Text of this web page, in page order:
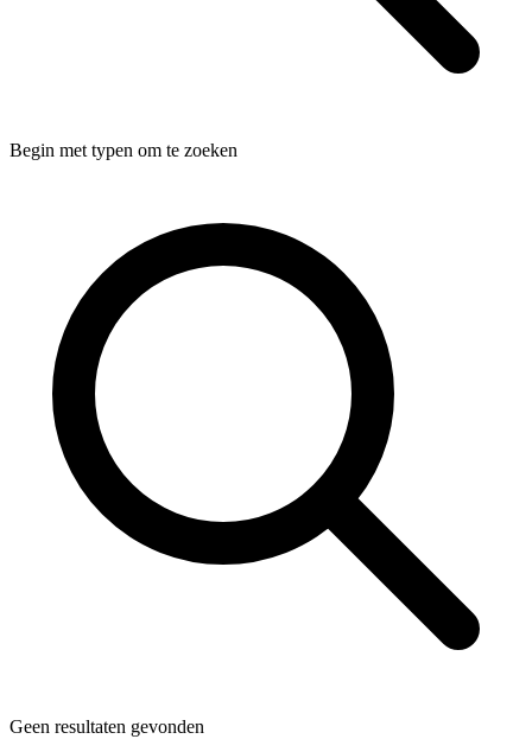
Begin met typen om te zoeken
Geen resultaten gevonden